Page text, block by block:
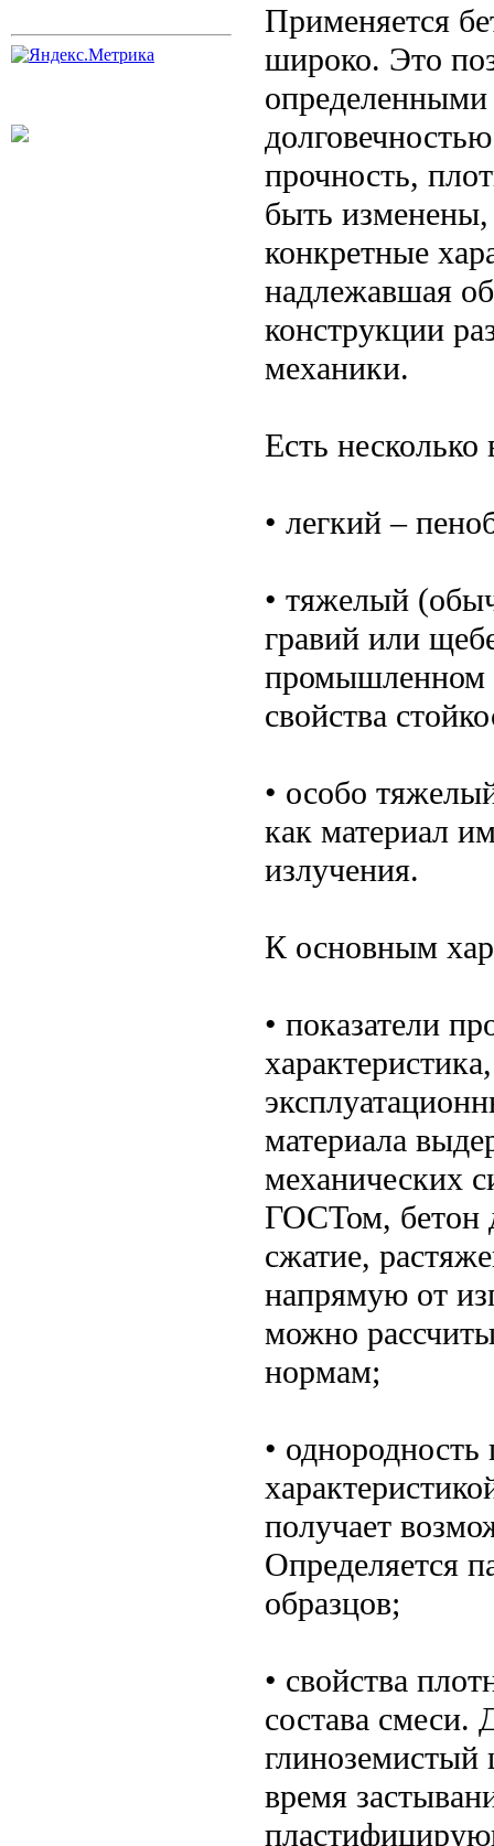
Применяется
широко. Это
определенными
прочность,
быть изменены,
конкретные
надлежавшая
конструкции
механики.
Есть несколько
• легкий –
• тяжелый
гравий или
промышленном
свойства
• особо
как материал
излучения.
К основным
• показатели
материала
механических
ГОСТом, бетон
сжатие,
напрямую от
можно
нормам;
•
получает
Определяется
образцов;
• свойства
состава смеси.
глиноземистый
время